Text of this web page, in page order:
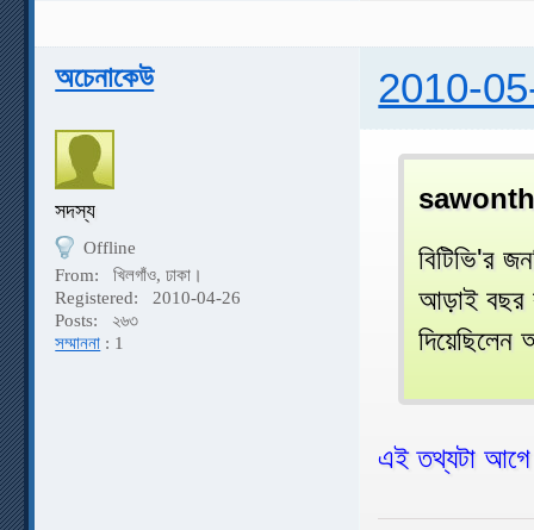
অচেনাকেউ 2010-
সদস্য
Offline
From:
খিলগাঁও, ঢাকা।
Registered:
2010-04-26
Posts:
২৬৩
সম্মাননা : 1
বিটিভি'র
আড়াই বছর
দিয়েছিলেন
এই তথ্যটা আগে